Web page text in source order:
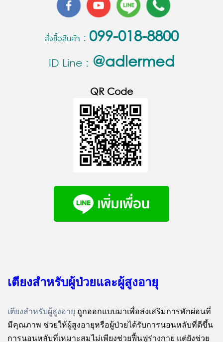
สั่งซื้อสินค้า : 099-018-8800
ID Line : @adlermed
QR Code
เตียงสำหรับผู้ป่วยและผู้สูงอายุ
เตียงสำหรับผู้สูงอายุ ถูกออกแบบมาเพื่อส่งเสริมการพักผ่อนที่
มีคุณภาพ ช่วยให้ผู้สูงอายุหรือผู้ป่วยได้รับการนอนหลับที่ดีขึ้น
การนอนหลับที่เหมาะสมไม่เพียงช่วยฟื้นฟูร่างกาย แต่ยังช่วย